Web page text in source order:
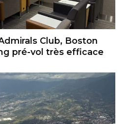
Club, Boston
pré-vol très efficace